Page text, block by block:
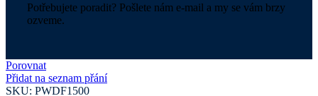
Potřebujete poradit? Pošlete nám e-mail a my se vám brzy
ozveme.
Porovnat
Přidat na seznam přání
SKU: PWDF1500